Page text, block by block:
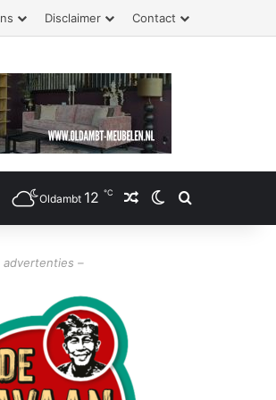
Disclaimer Contact
Oldambt 12 ℃ Willekeurig artikel
Switch skin
Zoeken
–